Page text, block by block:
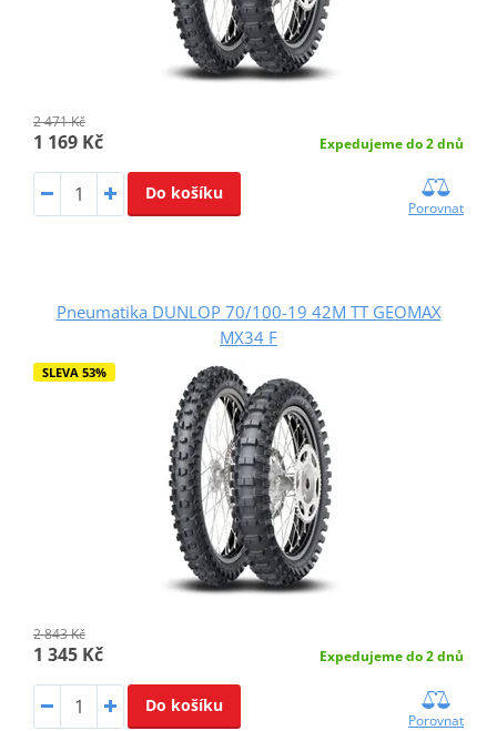
2 471 Kč
1 169 Kč Expedujeme do 2 dnů
Do košíku
Porovnat
Pneumatika DUNLOP 70/100-19 42M TT GEOMAX
MX34 F
SLEVA 53%
2 843 Kč
1 345 Kč Expedujeme do 2 dnů
Do košíku
Porovnat